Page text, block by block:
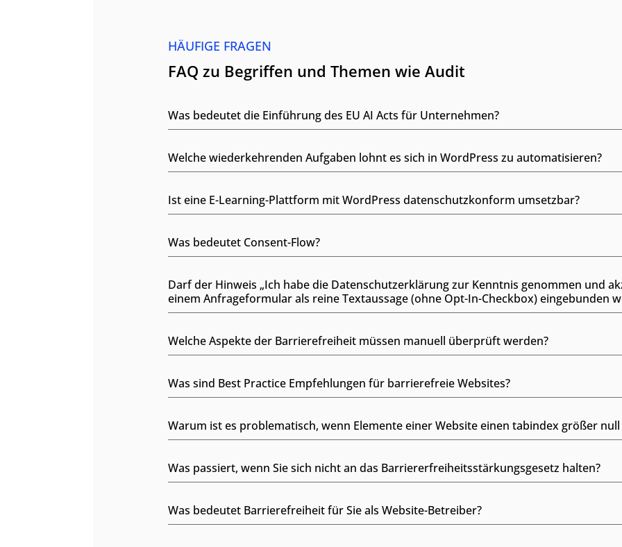
HÄUFIGE FRAGEN
FAQ zu Begriffen und Themen wie Audit
Was bedeutet die Einführung des EU AI Acts für Unternehmen?
Welche wiederkehrenden Aufgaben lohnt es sich in WordPress zu automatisieren?
Ist eine E-Learning-Plattform mit WordPress datenschutzkonform umsetzbar?
Was bedeutet Consent-Flow?
Darf der Hinweis „Ich habe die Datenschutzerklärung zur Kenntnis genommen und
einem Anfrageformular als reine Textaussage (ohne Opt-In-Checkbox) eingebunden
Welche Aspekte der Barrierefreiheit müssen manuell überprüft werden?
Was sind Best Practice Empfehlungen für barrierefreie Websites?
Warum ist es problematisch, wenn Elemente einer Website einen tabindex größer null
Was passiert, wenn Sie sich nicht an das Barriererfreiheitsstärkungsgesetz halten?
Was bedeutet Barrierefreiheit für Sie als Website-Betreiber?